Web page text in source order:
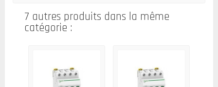
7 autres produits dans la même
catégorie :